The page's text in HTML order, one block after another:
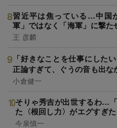
習近平は焦っている…中国
軍」ではなく「海軍」に撃た
王 彦麟
「好きなことを仕事にした
正論すぎて、ぐうの音も出な
小倉健一
そりゃ秀吉が出世するわ…
た〈根回し力〉がエグすぎた
今泉慎一